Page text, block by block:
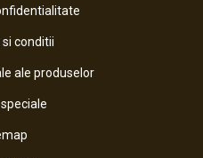
conditii
ale produselor